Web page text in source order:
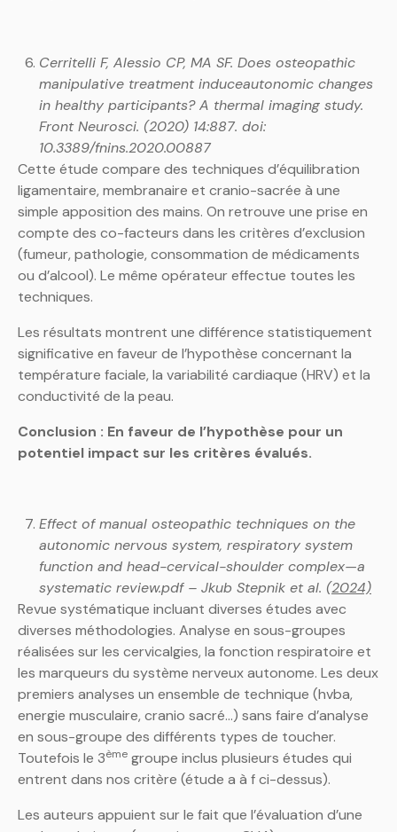
Cerritelli F, Alessio CP, MA SF. Does osteopathic
manipulative treatment induceautonomic changes
in healthy participants? A thermal imaging study.
Front Neurosci. (2020) 14:887. doi:
10.3389/fnins.2020.00887
Cette étude compare des techniques d’équilibration
ligamentaire, membranaire et cranio-sacrée à une
simple apposition des mains. On retrouve une prise en
compte des co-facteurs dans les critères d’exclusion
(fumeur, pathologie, consommation de médicaments
ou d’alcool). Le même opérateur effectue toutes les
techniques.
Les résultats montrent une différence statistiquement
significative en faveur de l’hypothèse concernant la
température faciale, la variabilité cardiaque (HRV) et la
conductivité de la peau.
Conclusion : En faveur de l’hypothèse pour un
potentiel impact sur les critères évalués.
Effect of manual osteopathic techniques on the
autonomic nervous system, respiratory system
function and head-cervical-shoulder complex—a
systematic review.pdf – Jkub Stepnik et al. (2024)
Revue systématique incluant diverses études avec
diverses méthodologies. Analyse en sous-groupes
réalisées sur les cervicalgies, la fonction respiratoire et
les marqueurs du système nerveux autonome. Les deux
premiers analyses un ensemble de technique (hvba,
energie musculaire, cranio sacré…) sans faire d’analyse
en sous-groupe des différents types de toucher.
Toutefois le 3ème groupe inclus plusieurs études qui
entrent dans nos critère (étude a à f ci-dessus).
Les auteurs appuient sur le fait que l’évaluation d’une